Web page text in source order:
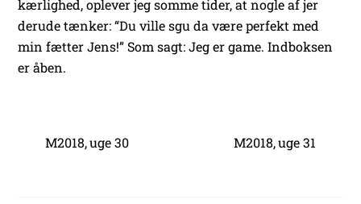
kærlighed, oplever jeg somme tider, at nogle af jer
derude tænker: “Du ville sgu da være perfekt med
min fætter Jens!” Som sagt: Jeg er game. Indboksen
er åben.
M2018, uge 30 M2018, uge 31